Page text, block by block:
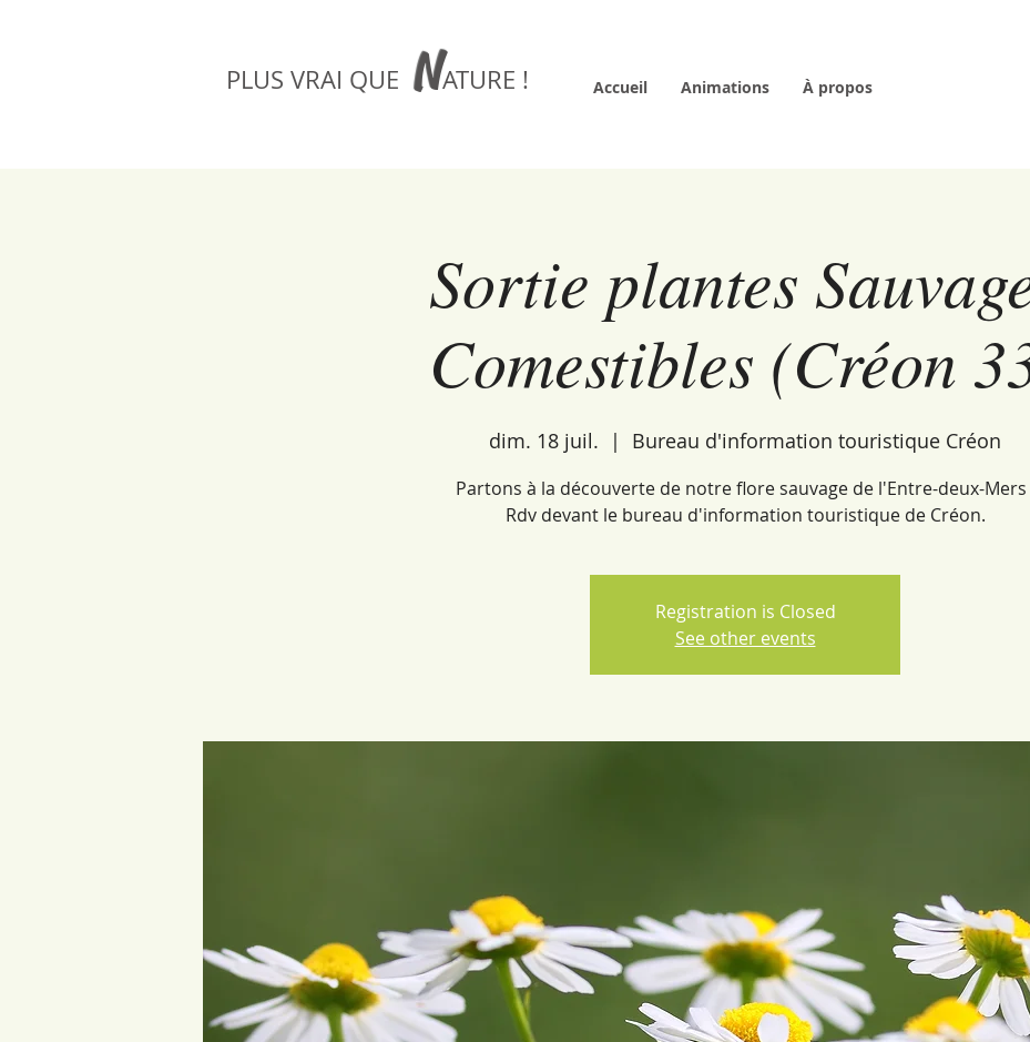
PLUS VRAI QUE NATURE ! Accueil Animations À propos
Sortie plantes
Comestibles (Créon
dim. 18 juil.
  |
Bureau d'information touristique Créon
Partons à la découverte de notre flore sauvage de l'Entre-deux-Mers
Rdv devant le bureau d'information touristique de Créon.
Registration is Closed
See other events